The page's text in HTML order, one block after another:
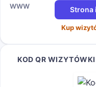
WWW
Strona
Kup
KOD QR WIZYTÓWKI